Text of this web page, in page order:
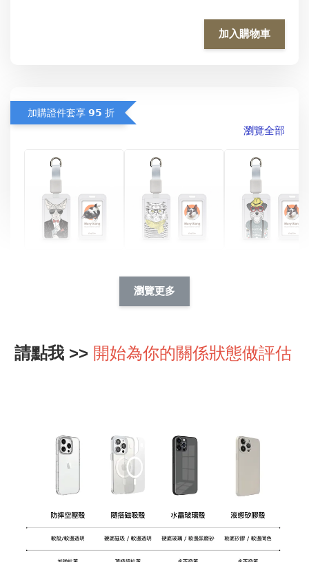
加入購物車
加購證件套享 𝟵𝟱 折
瀏覽全部
NT$ 214
+
件套(附伸縮卡扣)
CSAA05
NT$ 214
- +NT$ 214
-
瀏覽更多
瀏覽更多
請點我 >> 開始為你的關係狀態做評估